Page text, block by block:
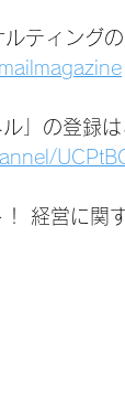
ティング
」の登録は
経営に関